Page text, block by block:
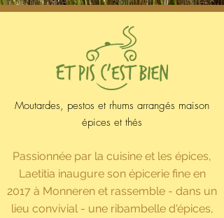
Moutardes, pestos et rhums arrangés maison
épices et thés
Passionnée par la cuisine et les épices,
Laetitia inaugure son épicerie fine en
2017 à Monneren et rassemble - dans un
lieu convivial - une ribambelle d'épices,